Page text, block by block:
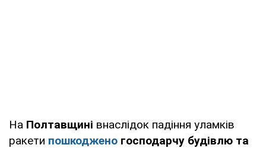
На Полтавщині внаслідок падіння уламків
ракети пошкоджено господарчу будівлю та